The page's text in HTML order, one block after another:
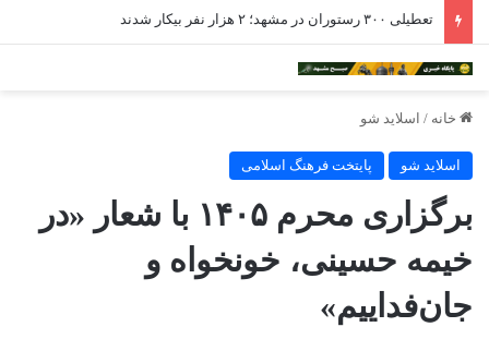
تعطیلی ۳۰۰ رستوران در مشهد؛ ۲ هزار نفر بیکار شدند
خانه / اسلاید شو
اسلاید شو پایتخت فرهنگ اسلامی
برگزاری محرم ۱۴۰۵ با شعار «در
خیمه حسینی، خونخواه و
جان‌فداییم»